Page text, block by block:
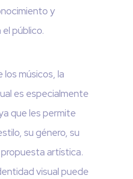
y
público.
los músicos, la
es especialmente
que les permite
su género, su
artística.
visual puede